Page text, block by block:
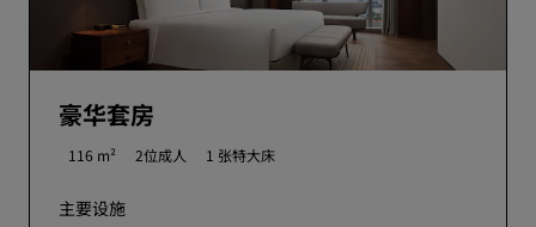
豪华套房
116 m² 2位成人 1 张特大床
主要设施